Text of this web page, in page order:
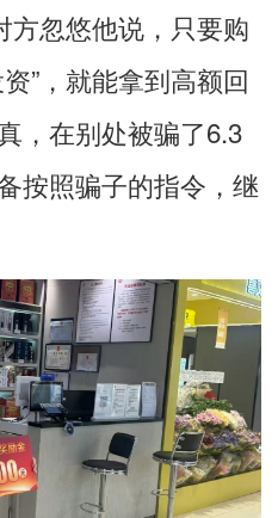
方忽悠他说，只要购
”，就能拿到高额回
，在别处被骗了6.3
按照骗子的指令，继